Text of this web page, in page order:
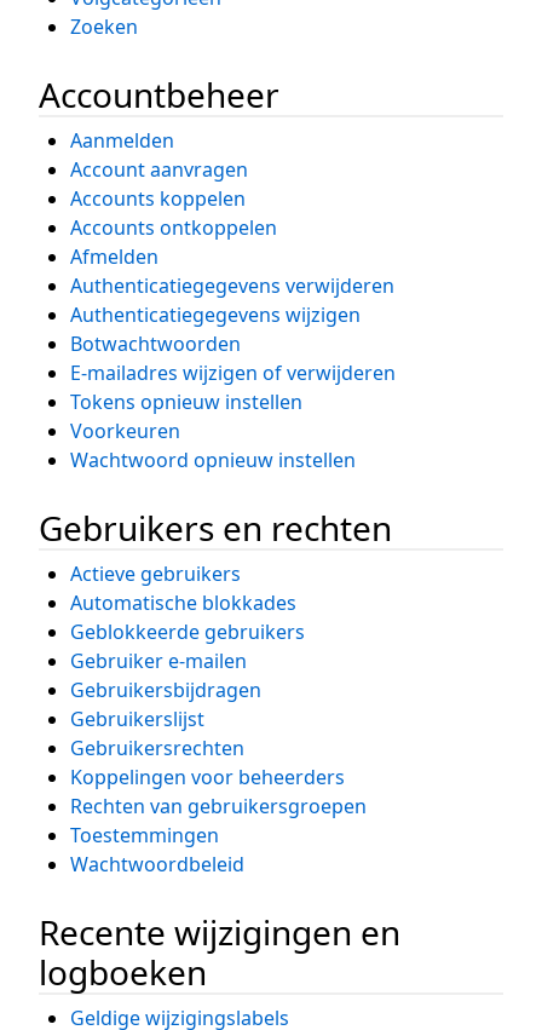
Zoeken
Accountbeheer
Aanmelden
Account aanvragen
Accounts koppelen
Accounts ontkoppelen
Afmelden
Authenticatiegegevens verwijderen
Authenticatiegegevens wijzigen
Botwachtwoorden
E-mailadres wijzigen of verwijderen
Tokens opnieuw instellen
Voorkeuren
Wachtwoord opnieuw instellen
Gebruikers en rechten
Actieve gebruikers
Automatische blokkades
Geblokkeerde gebruikers
Gebruiker e-mailen
Gebruikersbijdragen
Gebruikerslijst
Gebruikersrechten
Koppelingen voor beheerders
Rechten van gebruikersgroepen
Toestemmingen
Wachtwoordbeleid
Recente wijzigingen en
logboeken
Geldige wijzigingslabels